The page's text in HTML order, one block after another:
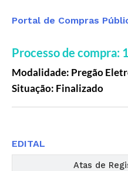
Portal de Compras
Processo de compra:
Modalidade: Pregão
Situação: Finalizado
Atas de
EDITAL